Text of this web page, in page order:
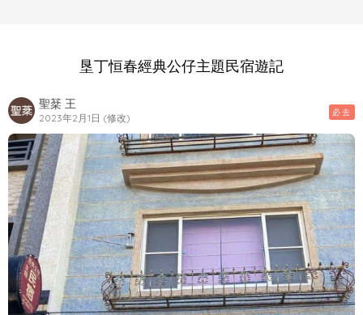
垦丁恒春經典公仔主題民宿遊記
聖棻 王
2023年2月1日 (修改) 必去